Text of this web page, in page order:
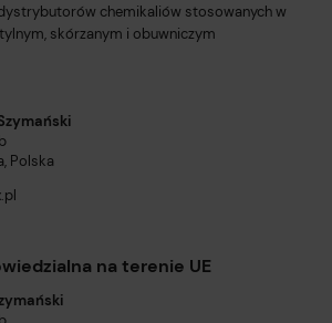
chemikaliów stosowanych w
skórzanym i obuwniczym
Polska
na terenie UE